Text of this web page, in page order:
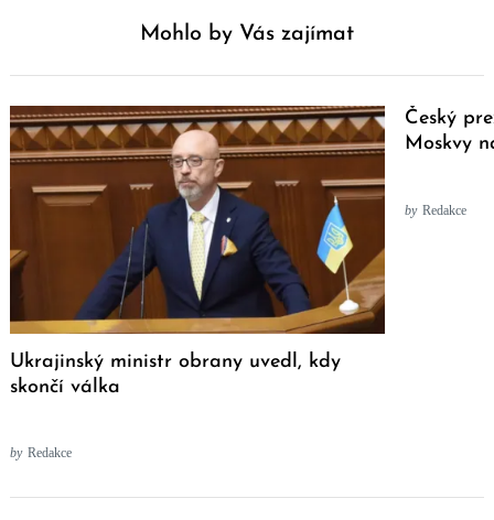
Mohlo by Vás zajímat
Ukrajinský ministr obrany uvedl, kdy
skončí válka
by Redakce
Český
Moskvy
by Redakce